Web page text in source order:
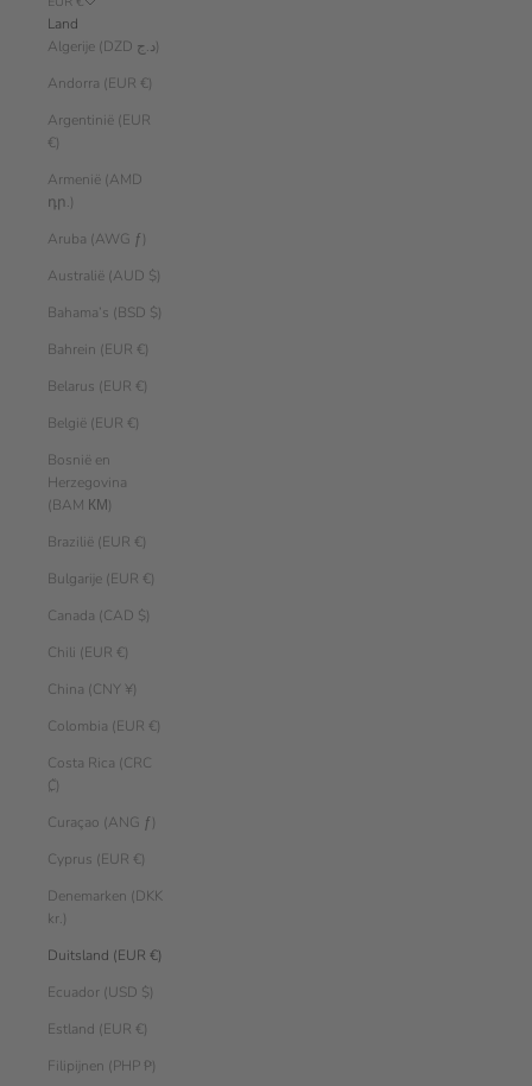
Land
Algerije (DZD د.ج)
Andorra (EUR €)
Argentinië (EUR
€)
Armenië (AMD
դր.)
Aruba (AWG ƒ)
Australië (AUD $)
Bahama’s (BSD $)
Bahrein (EUR €)
Belarus (EUR €)
België (EUR €)
Bosnië en
Herzegovina
(BAM КМ)
Brazilië (EUR €)
Bulgarije (EUR €)
Canada (CAD $)
Chili (EUR €)
China (CNY ¥)
Colombia (EUR €)
Costa Rica (CRC
₡)
Curaçao (ANG ƒ)
Cyprus (EUR €)
Denemarken (DKK
kr.)
Duitsland (EUR €)
Ecuador (USD $)
Estland (EUR €)
Filipijnen (PHP ₱)